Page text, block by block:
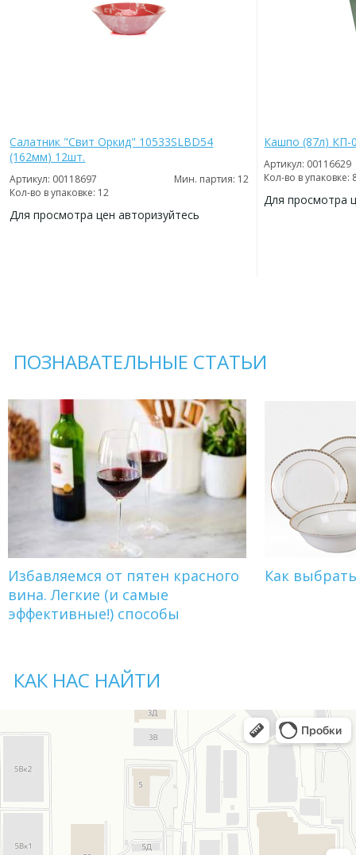
Салатник "Свит Оркид" 10533SLBD54
(162мм) 12шт.
Артикул: 00118697
Мин. партия: 12
Кол-во в упаковке: 12
Для просмотра цен авторизуйтесь
Кашпо (87л) КП-
Артикул: 00116629
Кол-во в упаковке:
Для просмотра
ПОЗНАВАТЕЛЬНЫЕ СТАТЬИ
Избавляемся от пятен красного
вина. Легкие (и самые
эффективные!) способы
Как
КАК НАС НАЙТИ